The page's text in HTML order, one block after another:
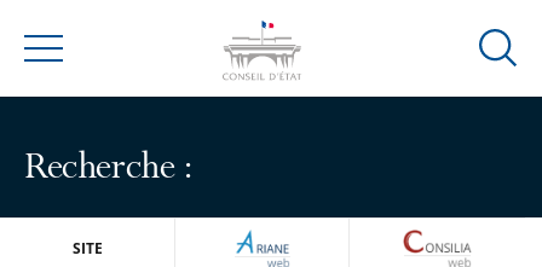
Menu
Ouvrir
Recherche :
SITE ARIANEWEB